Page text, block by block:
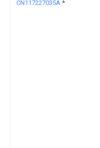
CN117227035A *